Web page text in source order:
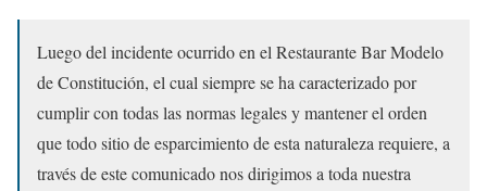
Luego del incidente ocurrido en el Restaurante Bar Modelo
de Constitución, el cual siempre se ha caracterizado por
cumplir con todas las normas legales y mantener el orden
que todo sitio de esparcimiento de esta naturaleza requiere, a
través de este comunicado nos dirigimos a toda nuestra